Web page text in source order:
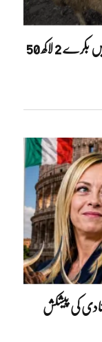
عیدالاضحیٰ پر مویشیوں کی قیمتیں آسمان پر، لاہور میں بکرے 2 لاکھ 50
کی پیشکش